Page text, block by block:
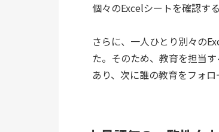
個々のExcelシートを確認す
さらに、一人ひとり別々の
た。そのため、教育を担当
あり、次に誰の教育をフォ